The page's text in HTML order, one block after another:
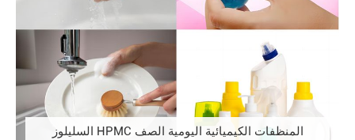
المنظفات الكيميائية اليومية الصف HPMC السليلوز